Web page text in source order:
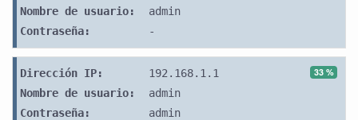
Nombre de usuario:
admin
Contraseña:
-
33 %
Dirección IP:
192.168.1.1
Nombre de usuario:
admin
Contraseña:
admin